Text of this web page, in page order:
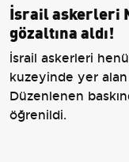
İsrail askerleri
gözaltına aldı!
İsrail askerleri
kuzeyinde yer
Düzenlenen
öğrenildi.